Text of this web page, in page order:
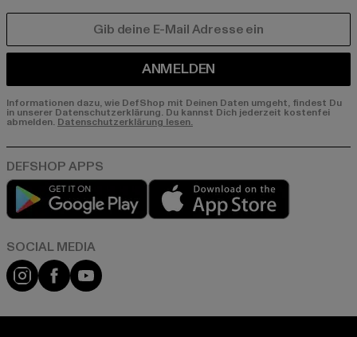
ANMELDEN
Informationen dazu, wie DefShop mit Deinen Daten umgeht, findest Du
in unserer Datenschutzerklärung. Du kannst Dich jederzeit kostenfei
abmelden. Datenschutzerklärung lesen.
Play market
Instagram
FacebookYouTube